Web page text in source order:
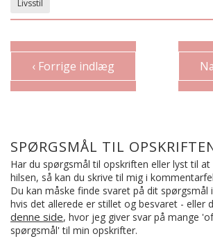
Livsstil
‹ Forrige indlæg
SPØRGSMÅL TIL
Har du spørgsmål til opskriften eller lyst til at
hilsen, så kan du skrive til mig i
Du kan måske finde svaret på dit
hvis det allerede er stillet og besvaret - eller
denne side, hvor jeg giver svar på mange
spørgsmål' til min opskrifter.